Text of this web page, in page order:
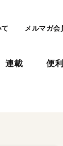
メルマガ会
連載 便